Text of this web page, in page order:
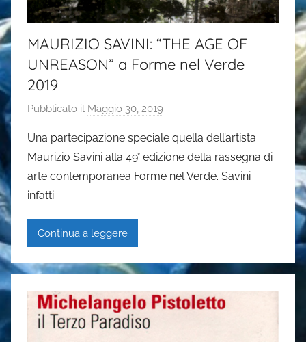
MAURIZIO SAVINI: “THE AGE OF
UNREASON” a Forme nel Verde
2019
Pubblicato il Maggio 30, 2019
G
a
i
i
Una partecipazione speciale quella dell’artista
Maurizio Savini alla 49° edizione della rassegna di
arte contemporanea Forme nel Verde. Savini
infatti
Continua a leggere